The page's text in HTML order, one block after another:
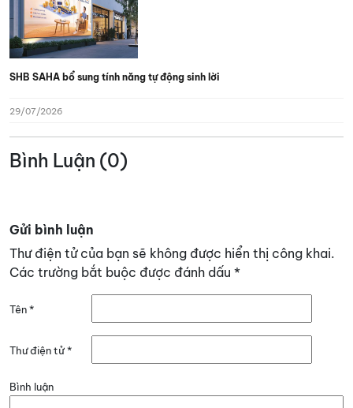
SHB SAHA bổ sung tính năng tự động sinh lời
29/07/2026
Bình Luận (0)
Gửi bình luận
Thư điện tử của bạn sẽ không được hiển thị công khai.
Các trường bắt buộc được đánh dấu *
Tên*
Thư điện tử*
Bình luận